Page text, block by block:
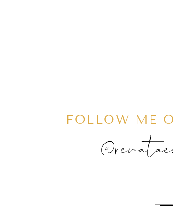
FOLLOW ME